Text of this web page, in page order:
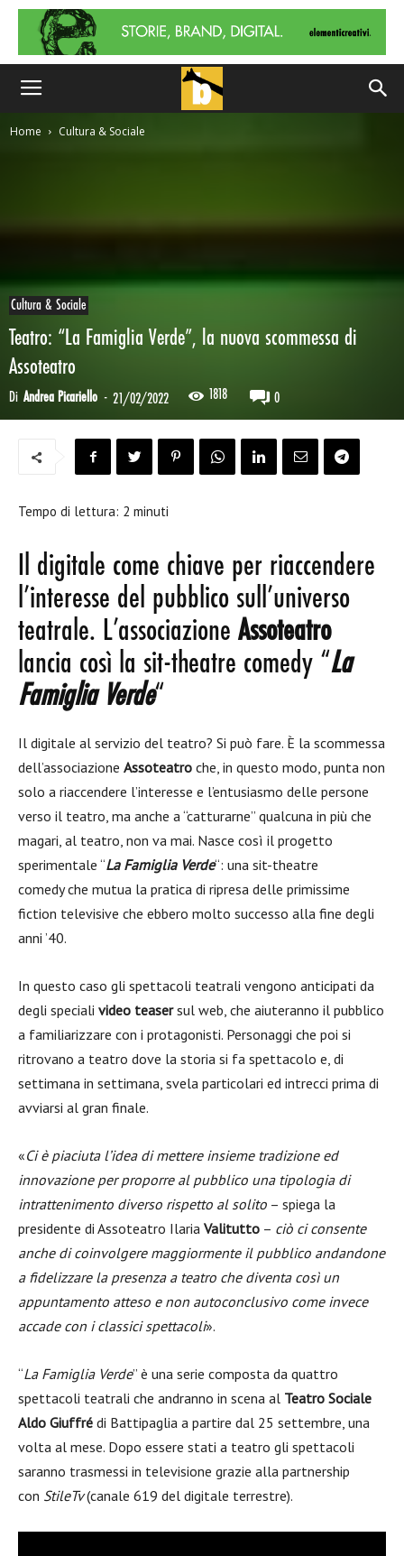
Home Cultura & Sociale
Cultura & Sociale
Teatro: “La Famiglia Verde”, la nuova scommessa di
Assoteatro
Di Andrea Picariello - 21/02/2022 1818 0
Tempo di lettura: 2 minuti
Il digitale come chiave per riaccendere
l’interesse del pubblico sull’universo
teatrale. L’associazione Assoteatro
lancia così la sit-theatre comedy “La
Famiglia Verde“
Il digitale al servizio del teatro? Si può fare. È la scommessa
dell’associazione Assoteatro che, in questo modo, punta non
solo a riaccendere l’interesse e l’entusiasmo delle persone
verso il teatro, ma anche a “catturarne” qualcuna in più che
magari, al teatro, non va mai. Nasce così il progetto
sperimentale “La Famiglia Verde“: una sit-theatre
comedy che mutua la pratica di ripresa delle primissime
fiction televisive che ebbero molto successo alla fine degli
anni ’40.
In questo caso gli spettacoli teatrali vengono anticipati da
degli speciali video teasersul web, che aiuteranno il pubblico
a familiarizzare con i protagonisti. Personaggi che poi si
ritrovano a teatro dove la storia si fa spettacolo e, di
settimana in settimana, svela particolari ed intrecci prima di
avviarsi al gran finale.
«Ci è piaciuta l’idea di mettere insieme tradizione ed
innovazione per proporre al pubblico una tipologia di
intrattenimento diverso rispetto al solito – spiega la
presidente di Assoteatro Ilaria Valitutto – ciò ci consente
anche di coinvolgere maggiormente il pubblico andandone
a fidelizzare la presenza a teatro che diventa così un
appuntamento atteso e non autoconclusivo come invece
accade con i classici spettacoli».
“La Famiglia Verde” è una serie composta da quattro
spettacoli teatrali che andranno in scena al Teatro Sociale
Aldo Giuffré di Battipaglia a partire dal 25 settembre, una
volta al mese. Dopo essere stati a teatro gli spettacoli
saranno trasmessi in televisione grazie alla partnership
con StileTv(canale 619 del digitale terrestre).